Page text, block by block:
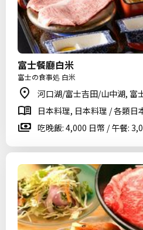
富士餐廳白米
富士の食事処 白米
河口湖/富士吉田/山中湖, 富
日本料理, 日本料理 / 各類日
吃晚飯: 4,000 日幣 / 午餐: